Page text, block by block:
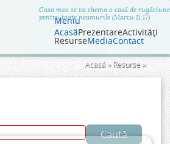
Jump to navigationCasa mea se va chema o casă de rugăciune
pentru toate neamurile (Marcu 11:17)
Meniu
AcasăPrezentareActivităţi
ResurseMediaContact
Eşti
aici
Acasă » Resurse»